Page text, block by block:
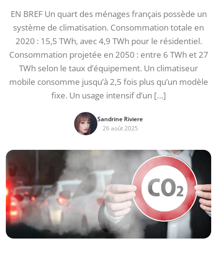
EN BREF Un quart des ménages français possède un
système de climatisation. Consommation totale en
2020 : 15,5 TWh, avec 4,9 TWh pour le résidentiel.
Consommation projetée en 2050 : entre 6 TWh et 27
TWh selon le taux d’équipement. Un climatiseur
mobile consomme jusqu’à 2,5 fois plus qu’un modèle
fixe. Un usage intensif d’un […]
Sandrine Riviere
26 août 2025